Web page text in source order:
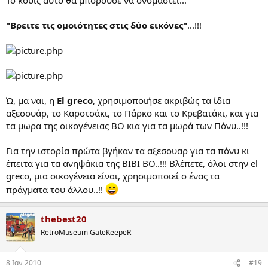
"Βρειτε τις ομοιότητες στις δύο εικόνες"...!!!
Ώ, μα ναι, η Εl greco, χρησιμοποιήσε ακριβώς τα ίδια
αξεσουάρ, το Καροτσάκι, το Πάρκο και το Κρεβατάκι, και για
τα μωρα της οικογένειας ΒΟ κια για τα μωρά των Πόνυ..!!!
Για την ιστορία πρώτα βγήκαν τα αξεσουαρ για τα πόνυ κι
έπειτα για τα ανηψάκια της ΒΙΒΙ ΒΟ..!!! Βλέπετε, όλοι στην el
greco, μια οικογένεια είναι, χρησιμοποιεί ο ένας τα
πράγματα του άλλου..!!
thebest20
RetroMuseum GateKeepeR
8 Ιαν 2010 #19